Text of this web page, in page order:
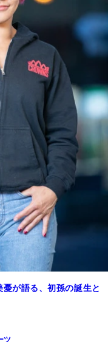
が語る、初孫の誕生と
ツ